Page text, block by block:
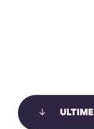
ULTIME